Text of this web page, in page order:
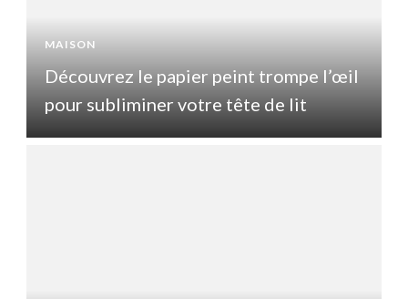
MAISON
Découvrez le papier peint trompe l’œil
pour subliminer votre tête de lit